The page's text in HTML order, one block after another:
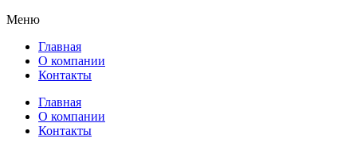
Меню
Главная
О компании
Контакты
Главная
О компании
Контакты